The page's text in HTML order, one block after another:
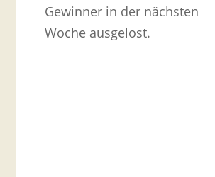
Gewinner in der nächsten
Woche ausgelost.